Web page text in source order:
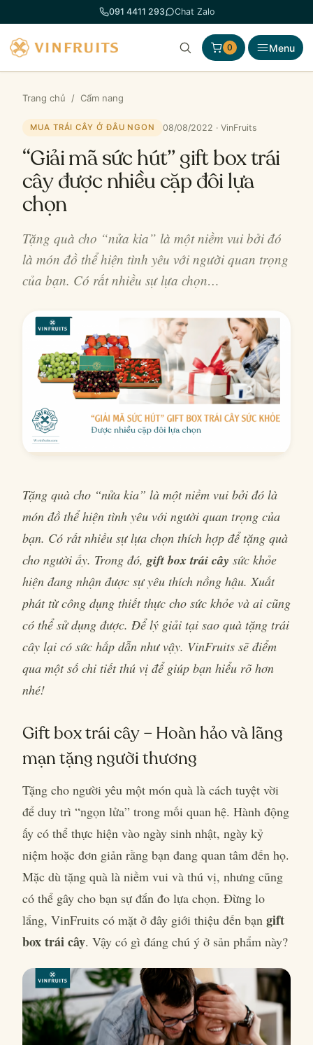
đến
phần
nội
dung
091 4411 293 Chat Zalo
0 Menu
Trang chủ / Cẩm nang
MUA TRÁI CÂY Ở ĐÂU NGON 08/08/2022 · VinFruits
“Giải mã sức hút” gift box trái
cây được nhiều cặp đôi lựa
chọn
Tặng quà cho “nửa kia” là một niềm vui bởi đó
là món đồ thể hiện tình yêu với người quan trọng
của bạn. Có rất nhiều sự lựa chọn…
Tặng quà cho “nửa kia” là một niềm vui bởi đó là
món đồ thể hiện tình yêu với người quan trọng của
bạn. Có rất nhiều sự lựa chọn thích hợp để tặng quà
cho người ấy. Trong đó, gift box trái cây sức khỏe
hiện đang nhận được sự yêu thích nồng hậu. Xuất
phát từ công dụng thiết thực cho sức khỏe và ai cũng
có thể sử dụng được. Để lý giải tại sao quà tặng trái
cây lại có sức hấp dẫn như vậy. VinFruits sẽ điểm
qua một số chi tiết thú vị để giúp bạn hiểu rõ hơn
nhé!
Gift box trái cây – Hoàn hảo và lãng
mạn tặng người thương
Tặng cho người yêu một món quà là cách tuyệt vời
để duy trì “ngọn lửa” trong mối quan hệ. Hành động
ấy có thể thực hiện vào ngày sinh nhật, ngày kỷ
niệm hoặc đơn giản rằng bạn đang quan tâm đến họ.
Mặc dù tặng quà là niềm vui và thú vị, nhưng cũng
có thể gây cho bạn sự đắn đo lựa chọn. Đừng lo
lắng, VinFruits có mặt ở đây giới thiệu đến bạn gift
box trái cây. Vậy có gì đáng chú ý ở sản phẩm này?